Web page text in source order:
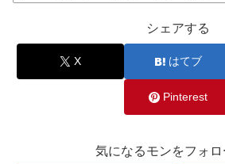
シェアする
X はてブ
Pinterest
気になるモンをフォロ